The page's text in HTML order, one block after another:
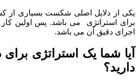
یکی از دلایل اصلی شکست بسیاری از
برای استراتژی می باشد. پس اولین
اجرای دقیق آن می باشد.
آیا شما یک استراتژی برای
دارید؟